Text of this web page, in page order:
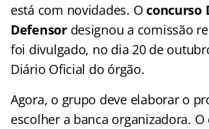
está com novidades. Oconcurso
Defensordesignou a comissão
foi divulgado, no dia 20 de
Diário Oficial do órgão.
Agora, o grupo deve elaborar o
escolher a banca organizadora.